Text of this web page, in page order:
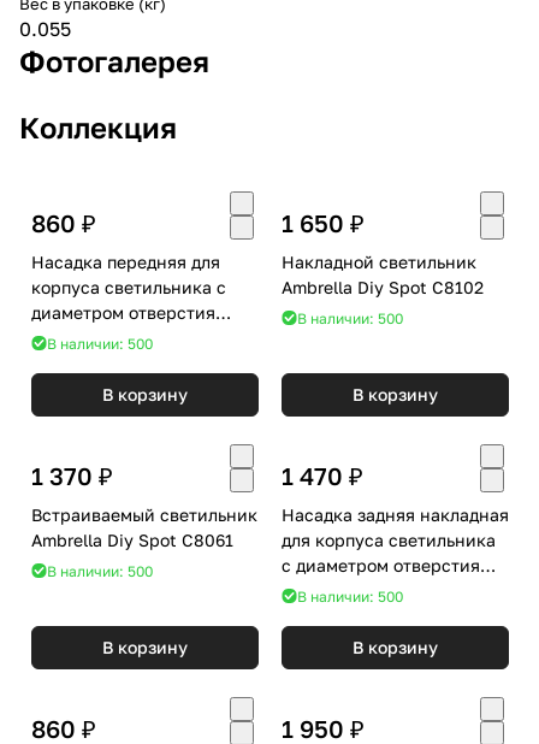
0.055
Фотогалерея
Коллекция
860 ₽
Насадка передняя для
корпуса светильника с
диаметром отверстия
D85mm Ambrella Diy Spot
В наличии: 500
В корзину
1 650 ₽
Накладной светильник
Ambrella Diy Spot C8102
В наличии: 500
В корзину
1 370 ₽
Встраиваемый светильник
Ambrella Diy Spot C8061
В наличии: 500
В корзину
1 470 ₽
Насадка задняя накладная
для корпуса светильника
с диаметром отверстия
D70mm Ambrella DIY Spot
В наличии: 500
В корзину
860 ₽ 1 950 ₽